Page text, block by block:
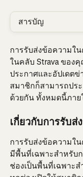
สารบัญ
การรับส่งข้อความใ
ในคลับ Strava ของ
ประกาศและอัปเดต
สมาชิกก็สามารถปร
ด้วยกัน ทั้งหมดนี้ภาย
เกี่ยวกับการรับ
การรับส่งข้อความใ
มีพื้นที่เฉพาะสำหรับ
ช่องเป็นพื้นที่เฉพาะ